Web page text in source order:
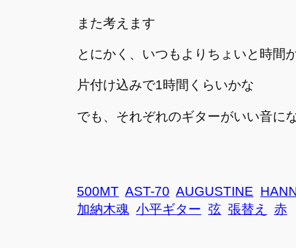
また考えます
とにかく、いつもよりちょいと時間
片付け込みで1時間くらいかな
でも、それぞれのギターがいい音に
500MT AST-70 AUGUSTINE
加納木魂 小平ギター 弦 張替え 赤